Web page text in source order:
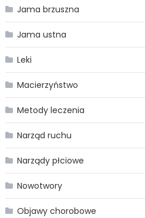
Jama brzuszna
Jama ustna
Leki
Macierzyństwo
Metody leczenia
Narząd ruchu
Narządy płciowe
Nowotwory
Objawy chorobowe